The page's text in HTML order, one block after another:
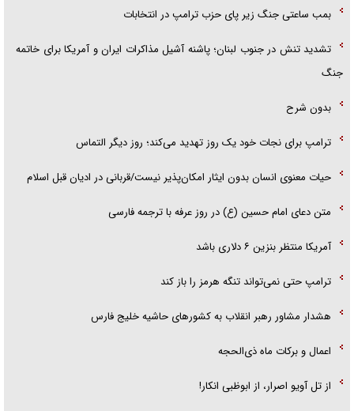
بمب ساعتی جنگ زیر پای حزب ترام‍پ در انتخابات
تشدید تنش در جنوب لبنان؛ پاشنه آشیل مذاکرات ایران و آمریکا برای خاتمه
جنگ
بدون شرح
ترامپ برای نجات خود یک روز تهدید می‌کند؛ روز دیگر التماس
حیات معنوی انسان بدون ایثار امکان‌پذیر نیست/قربانی در ادیان قبل اسلام
متن دعای امام حسین (ع) در روز عرفه با ترجمه فارسی
آمریکا منتظر بنزین ۶ دلاری باشد
ترامپ حتی نمی‌تواند تنگه هرمز را باز کند
هشدار مشاور رهبر انقلاب به کشور‌های حاشیه خلیج فارس
اعمال و برکات ماه ذی‌الحجه
از تل آویو اصرار، از ابوظبی انکار!